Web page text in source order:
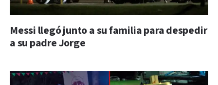
Messi llegó junto a su familia para despedir
a su padre Jorge